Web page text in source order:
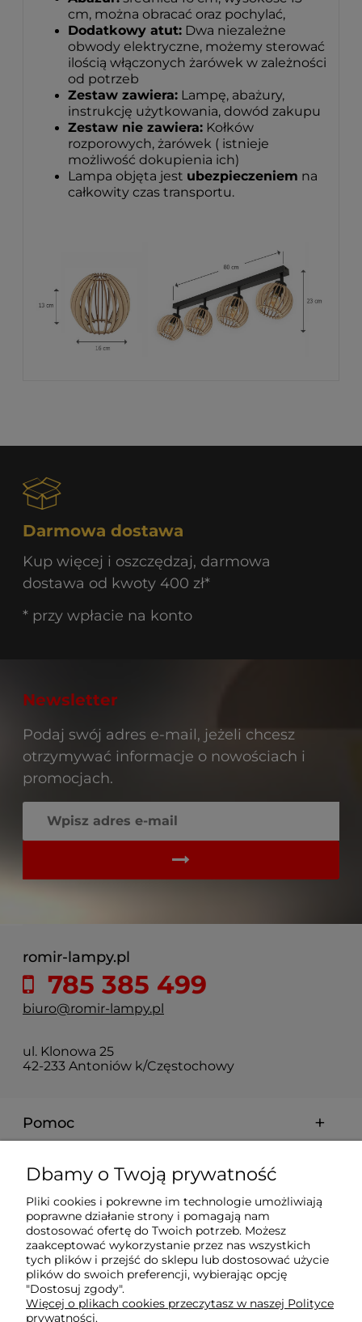
cm, można obracać oraz pochylać,
Dodatkowy atut: Dwa niezależne
obwody elektryczne, możemy sterować
ilością włączonych żarówek w zależności
od potrzeb
Zestaw zawiera: Lampę, abażury,
instrukcję użytkowania, dowód zakupu
Zestaw nie zawiera: Kołków
rozporowych, żarówek ( istnieje
możliwość dokupienia ich)
Lampa objęta jest ubezpieczeniem na
całkowity czas transportu.
Darmowa dostawa
Kup więcej i oszczędzaj, darmowa
dostawa od kwoty 400 zł*
* przy wpłacie na konto
Newsletter
Podaj swój adres e-mail, jeżeli chcesz
otrzymywać informacje o nowościach i
promocjach.
romir-lampy.pl
785 385 499
biuro@romir-lampy.pl
ul. Klonowa 25
42-233 Antoniów k/Częstochowy
Pomoc
Moje konto
Płatności i dostawa
Informacje
O nas
Dbamy o Twoją prywatność
Pliki cookies i pokrewne im technologie umożliwiają
poprawne działanie strony i pomagają nam
dostosować ofertę do Twoich potrzeb. Możesz
zaakceptować wykorzystanie przez nas wszystkich
tych plików i przejść do sklepu lub dostosować użycie
plików do swoich preferencji, wybierając opcję
"Dostosuj zgody".
Więcej o plikach cookies przeczytasz w naszej Polityce
prywatności.